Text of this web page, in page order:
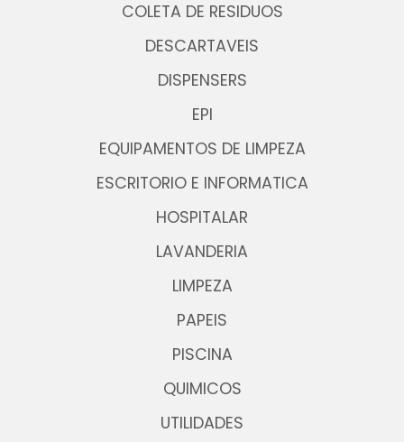
COLETA DE RESIDUOS
DESCARTAVEIS
DISPENSERS
EPI
EQUIPAMENTOS DE LIMPEZA
ESCRITORIO E INFORMATICA
HOSPITALAR
LAVANDERIA
LIMPEZA
PAPEIS
PISCINA
QUIMICOS
UTILIDADES